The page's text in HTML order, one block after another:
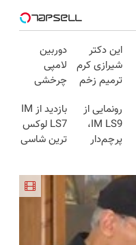
این دکتر
شیرازی کرم
ترمیم زخم
ساخت!!!
دوربین
لامپی
چرخشی
فقط امروز
حراج شد🔥
پرداخت
رونمایی از
IM LS9،
پرچم‌دار
بازار ایران
بازدید از IM
LS7 لوکس
ترین شاسی
باشگاه
انقلاب